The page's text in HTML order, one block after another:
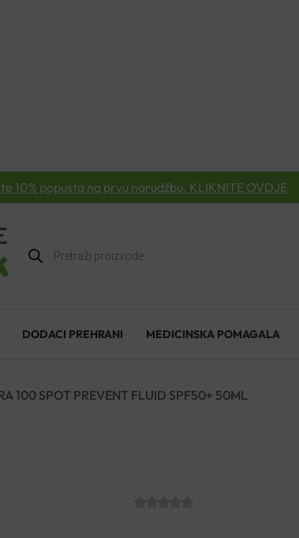
10% popusta na prvu narudžbu. KLIKNITE OVDJE
Products
search
DODACI PREHRANI MEDICINSKA POMAGALA
100 SPOT PREVENT FLUID SPF50+ 50ML
ISDIN FOTO